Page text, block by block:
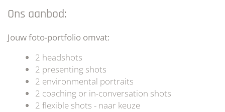
Ons aanbod:
Jouw foto-portfolio omvat:
2 headshots
2 presenting shots
2 environmental portraits
2 coaching or in-conversation shots
2 flexible shots - naar keuze